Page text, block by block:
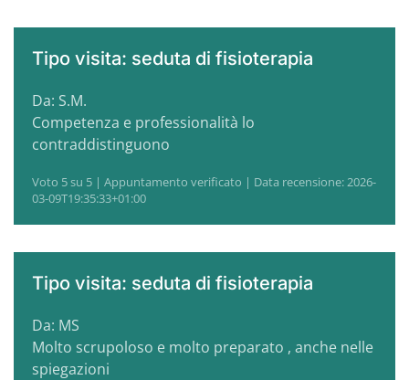
Tipo visita: seduta di fisioterapia
Da: S.M.
Competenza e professionalità lo
contraddistinguono
Voto 5 su 5 | Appuntamento verificato | Data recensione: 2026-
03-09T19:35:33+01:00
Tipo visita: seduta di fisioterapia
Da: MS
Molto scrupoloso e molto preparato , anche nelle
spiegazioni